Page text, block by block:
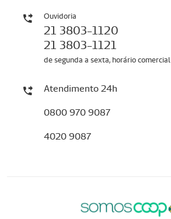
Ouvidoria
21 3803-1120
21 3803-1121
de segunda a sexta, horário comercial
Atendimento 24h
0800 970 9087
4020 9087